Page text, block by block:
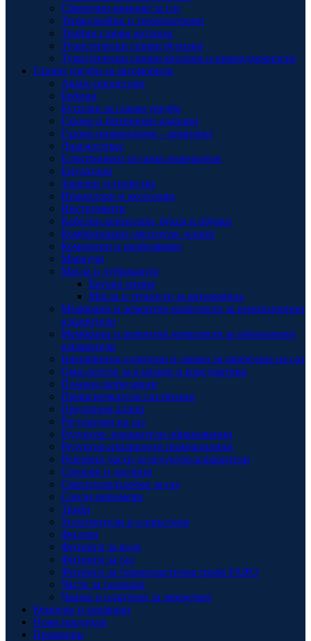
Сферични кранове за газ
Термодвойки и термопатрони
Тройни газови котлони
Туристически газови бутилки
Туристически газови котлони и принадлежности
Газови уредби за автомобили
Аванс-процесори
Бобини
Бутилки за газова уредба
Газови и бензинови клапани
Газови инжекциони – комплект
Диагностика
Електроники за газов инжекцион
Емулатори
Зарядни устройства
Инжектори и аксесоари
Инструменти
Кабелни конектори, букси и обувки
Комбинирани смесители -клапи
Компютри и окабеляване
Маркучи
Масла и лубриканти
Битова химия
Масла и течности за автомобила
Мембрани и ремонтни комплекти за инжекционни
изпарители
Мембрани и ремонтни комплекти за обикновени
изпарители
Накрайници,адаптори и чашки за зареждане на газ
Омаслители за клапани и консумативи
Планки,скоби,шини
Превключватели газ-бензин
Предпазни клапи
Регулатори на газ
Редуктор- изпарители обикновенни
Редуктор-изпарители инжекционни
Резервни части за редуктор-изпарители
Сензори и датчици
Смесители/плочки за газ
Сонди-нивомери
Тръби
Уплътнители и о-пръстени
Филтри
Фитинги за вода
Фитинги за газ
Фитинги за термопластична тръба FARO
Части за газокари
Чашки и адаптори за зареждане
Кемпери и каравани
Нови продукти
Промоции